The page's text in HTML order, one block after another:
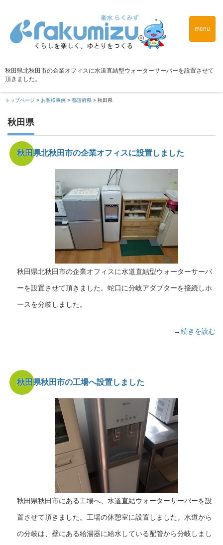
menu
秋田県北秋田市の企業オフィスに水道直結型ウォーターサーバーを設置させて
頂きました。
トップページ > お客様事例 > 都道府県 > 秋田県
秋田県
秋田県北秋田市の企業オフィスに設置しました
秋田県北秋田市の企業オフィスに水道直結型ウォーターサーバ
ーを設置させて頂きました。蛇口に分岐アダプターを接続しホ
ースを分岐しました。
→続きを読む
秋田県秋田市の工場へ設置しました
秋田県秋田市にある工場へ、水道直結ウォーターサーバーを設
置させて頂きました。工場の休憩室に設置しました。水道から
の分岐は、壁にある給湯器に給水している配管から分岐しまし